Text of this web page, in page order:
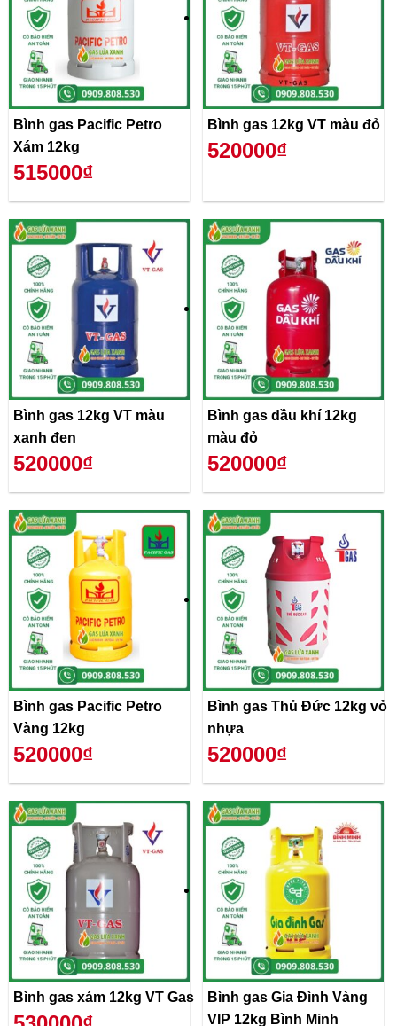
Bình gas Pacific Petro
Xám 12kg
515000₫
Bình gas 12kg VT màu đỏ
520000₫
Bình gas 12kg VT màu
xanh đen
520000₫
Bình gas dầu khí 12kg
màu đỏ
520000₫
Bình gas Pacific Petro
Vàng 12kg
520000₫
Bình gas Thủ Đức 12kg vỏ
nhựa
520000₫
Bình gas xám 12kg VT Gas
Bình gas Gia Đình Vàng
VIP 12kg Bình Minh